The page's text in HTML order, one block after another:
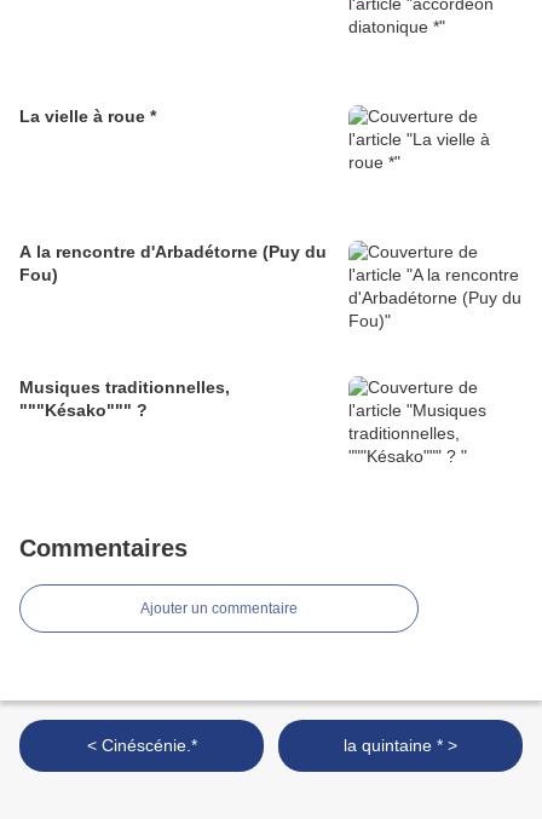
La vielle à roue *
A la rencontre d'Arbadétorne (Puy du
Fou)
Musiques traditionnelles,
"""Késako""" ?
Commentaires
Ajouter un commentaire
< Cinéscénie.* la quintaine * >